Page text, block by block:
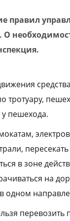
правил
тротуару,
пешехода.
в зоне
на
одном
перевозить